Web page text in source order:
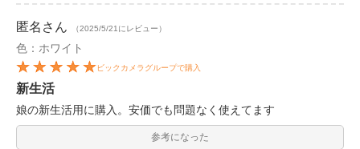
匿名 さん （2025/5/21にレビュー）
色：ホワイト
ビックカメラグループで購入
新生活
娘の新生活用に購入。安価でも問題なく使えてます
参考になった